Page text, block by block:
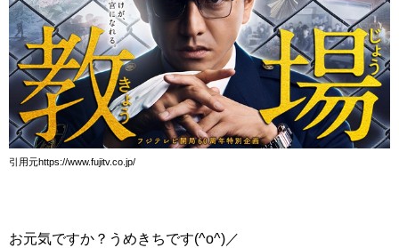
引用元https://www.fujitv.co.jp/
お元気ですか？うめきちです(^o^)／